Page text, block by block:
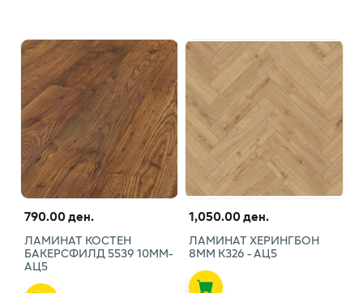
790.00 ден.
ЛАМИНАТ КОСТЕН
БАКЕРСФИЛД 5539 10ММ-
АЦ5
1,050.00 ден.
ЛАМИНАТ ХЕРИНГБОН
8ММ К326 - АЦ5